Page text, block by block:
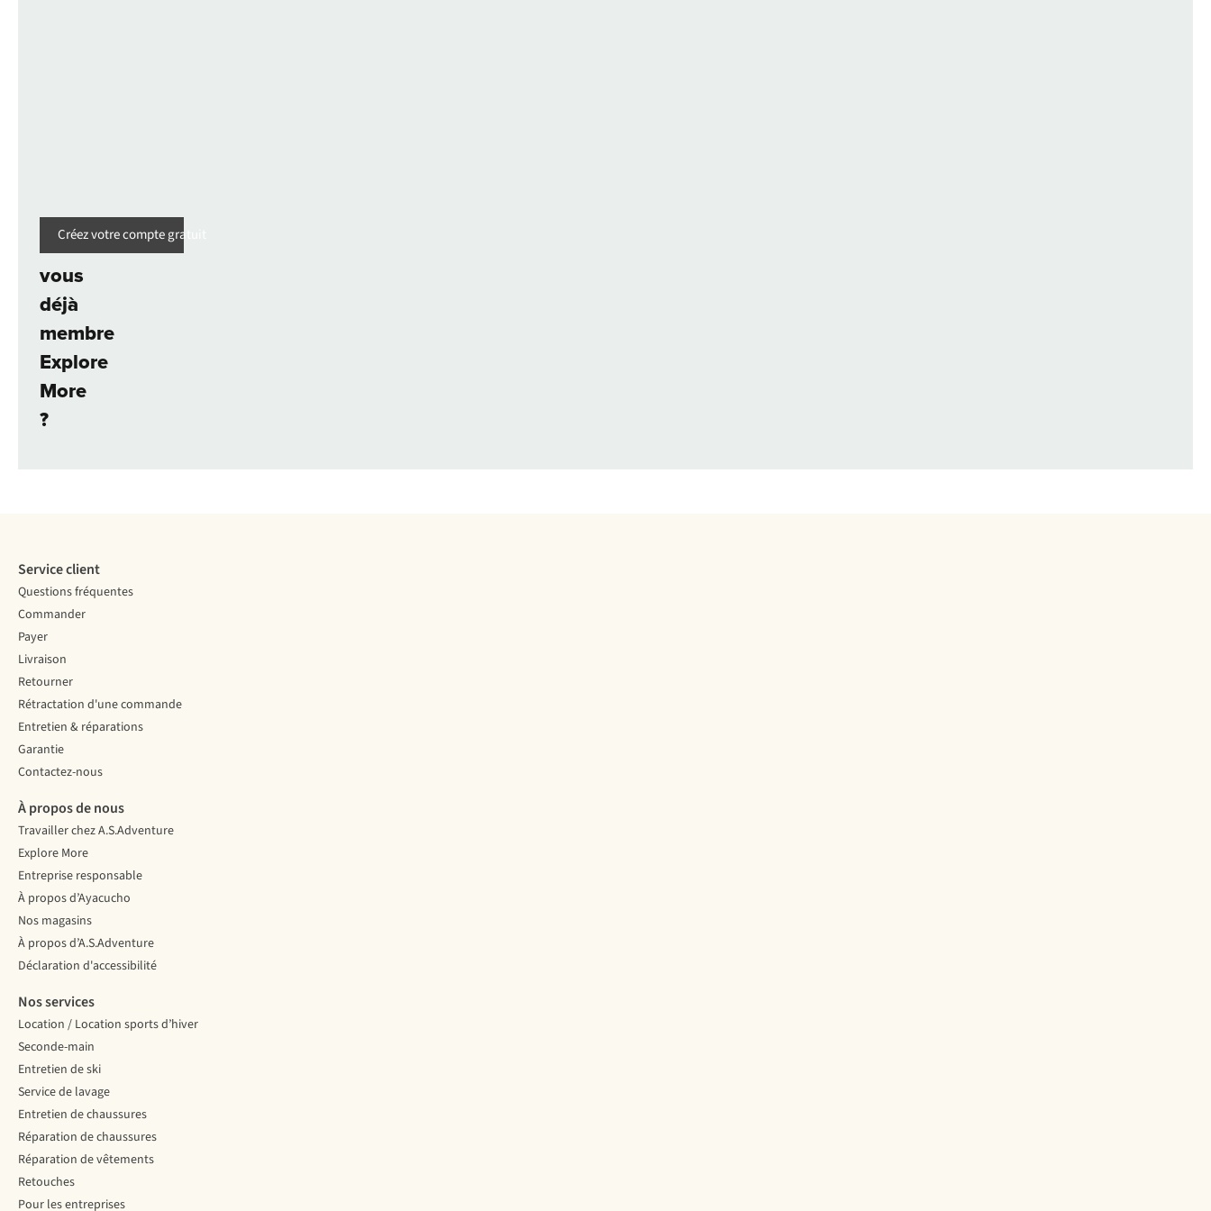
Êtes-
vous
déjà
membre
Explore
More
?
Créez votre compte gratuit
Service client
Questions fréquentes
Commander
Payer
Livraison
Retourner
Rétractation d'une commande
Entretien & réparations
Garantie
Contactez-nous
À propos de nous
Travailler chez A.S.Adventure
Explore More
Entreprise responsable
À propos d’Ayacucho
Nos magasins
À propos d’A.S.Adventure
Déclaration d'accessibilité
Nos services
Location / Location sports d’hiver
Seconde-main
Entretien de ski
Service de lavage
Entretien de chaussures
Réparation de chaussures
Réparation de vêtements
Retouches
Pour les entreprises